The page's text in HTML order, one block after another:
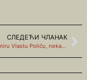
СЛЕДЕЋИ ЧЛАНАК
O Vlastimiru Vlastu Poliću, nekad omiljenom užičaninu